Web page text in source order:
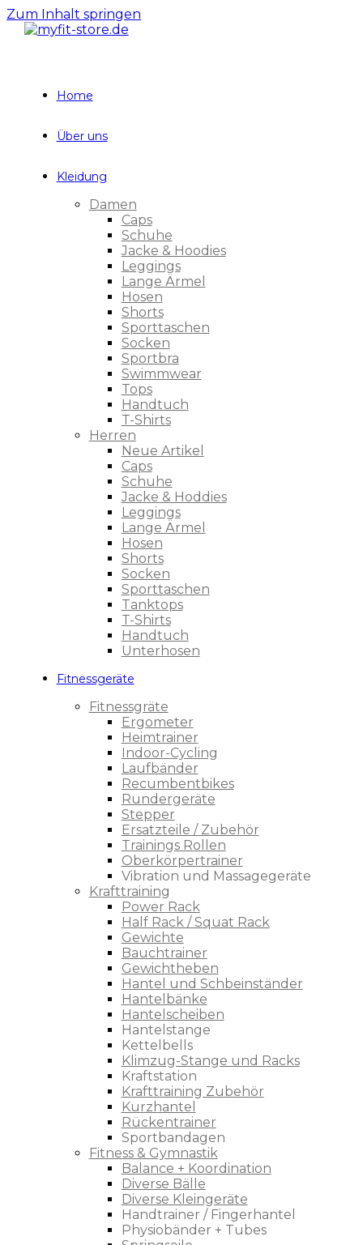
Zum Inhalt springen
Home
Über uns
Kleidung
Damen
Caps
Schuhe
Jacke & Hoodies
Leggings
Lange Ärmel
Hosen
Shorts
Sporttaschen
Socken
Sportbra
Swimmwear
Tops
Handtuch
T-Shirts
Herren
Neue Artikel
Caps
Schuhe
Jacke & Hoddies
Leggings
Lange Ärmel
Hosen
Shorts
Socken
Sporttaschen
Tanktops
T-Shirts
Handtuch
Unterhosen
Fitnessgeräte
Fitnessgräte
Ergometer
Heimtrainer
Indoor-Cycling
Laufbänder
Recumbentbikes
Rundergeräte
Stepper
Ersatzteile / Zubehör
Trainings Rollen
Oberkörpertrainer
Vibration und Massagegeräte
Krafttraining
Power Rack
Half Rack / Squat Rack
Gewichte
Bauchtrainer
Gewichtheben
Hantel und Schbeinständer
Hantelbänke
Hantelscheiben
Hantelstange
Kettelbells
Klimzug-Stange und Racks
Kraftstation
Krafttraining Zubehör
Kurzhantel
Rückentrainer
Sportbandagen
Fitness & Gymnastik
Balance + Koordination
Diverse Bälle
Diverse Kleingeräte
Handtrainer / Fingerhantel
Physiobänder + Tubes